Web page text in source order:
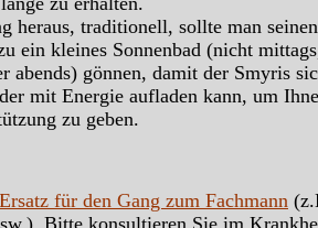
heraus, traditionell, sollte man seinen
ein kleines Sonnenbad (nicht
abends) gönnen, damit der Smyris
mit Energie aufladen kann, um
zu geben.
für den Gang zum Fachmann
Bitte konsultieren Sie im